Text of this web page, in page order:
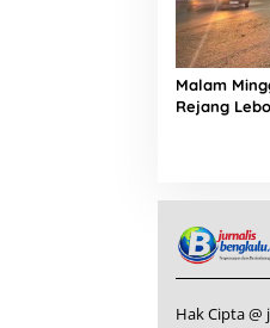
Malam
Rejang
Hak Cipta